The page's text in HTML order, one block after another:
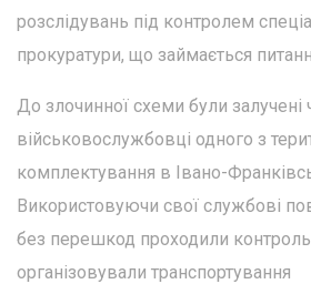
розслідувань під контролем
прокуратури, що займається
До злочинної схеми були залучені
військовослужбовці одного з
комплектування в Івано-
Використовуючи свої службові
без перешкод проходили
організовували транспортування